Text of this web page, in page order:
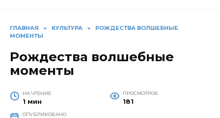
ГЛАВНАЯ » КУЛЬТУРА »
РОЖДЕСТВА ВОЛШЕБНЫЕ
МОМЕНТЫ
Рождества волшебные
моменты
НА ЧТЕНИЕ
1 мин
ПРОСМОТРОВ
181
ОПУБЛИКОВАНО